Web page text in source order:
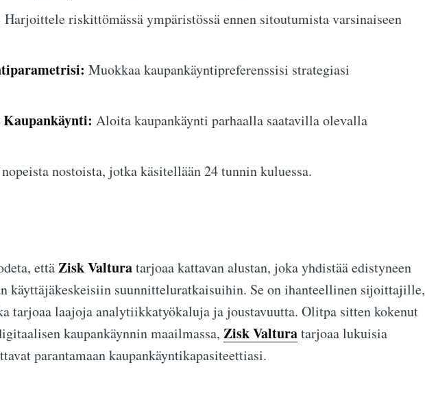
Harjoittele riskittömässä ympäristössä ennen sitoutumista varsinaiseen
Muokkaa kaupankäyntipreferenssisi strategiasi
Aloita kaupankäynti parhaalla saatavilla olevalla
nostoista, jotka käsitellään 24 tunnin kuluessa.
ettäZisk Valturatarjoaa kattavan alustan, joka yhdistää edistyneen
käyttäjäkeskeisiin suunnitteluratkaisuihin. Se on ihanteellinen sijoittajille,
tarjoaa laajoja analytiikkatyökaluja ja joustavuutta. Olitpa sitten kokenut
kaupankäynnin maailmassa, Zisk Valturatarjoaa lukuisia
parantamaan kaupankäyntikapasiteettiasi.